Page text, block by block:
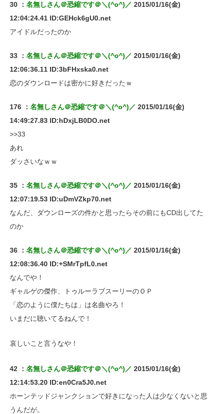
30 ： 名無しさん＠恐縮です＠＼(^o^)／ 2015/01/16(金)
12:04:24.41 ID:GEHck6gU0.net
アイドルだったのか
33 ： 名無しさん＠恐縮です＠＼(^o^)／ 2015/01/16(金)
12:06:36.11 ID:3bFHxska0.net
恋のダウンロードは密かに好きだったｗ
176 ： 名無しさん＠恐縮です＠＼(^o^)／ 2015/01/16(金)
14:49:27.83 ID:hDxjLB0DO.net
>>33
あれ
ダッさいなｗｗ
35 ： 名無しさん＠恐縮です＠＼(^o^)／ 2015/01/16(金)
12:07:19.53 ID:uDmVZkp70.net
なんだ、ダウンローズの件かと思ったらその前にもCD出してた
のか
36 ： 名無しさん＠恐縮です＠＼(^o^)／ 2015/01/16(金)
12:08:36.40 ID:+SMrTpfL0.net
なんでや！
ギャルゲの傑作、トゥルーラブスーリーのＯＰ
「恋のように僕たちは」は名曲やろ！
いまだに聴いてるねんで！
哀しいこと言うなや！
42 ： 名無しさん＠恐縮です＠＼(^o^)／ 2015/01/16(金)
12:14:53.20 ID:en0Cra5J0.net
ホーンテッドジャンクションで好きになった人は少なくないと思
うんだが。